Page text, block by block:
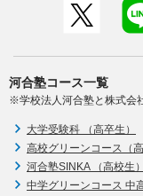
河合塾コース一覧
※学校法人河合塾と株式会
大学受験科 （高卒生）
高校グリーンコース（高
河合塾SINKA （高校生）
中学グリーンコース 中